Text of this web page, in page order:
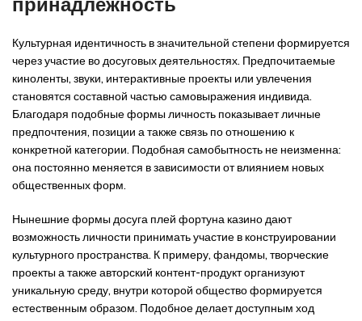
Культурная идентичность в значительной степени формируется
через участие во досуговых деятельностях. Предпочитаемые
киноленты, звуки, интерактивные проекты или увлечения
становятся составной частью самовыражения индивида.
Благодаря подобные формы личность показывает личные
предпочтения, позиции а также связь по отношению к
конкретной категории. Подобная самобытность не неизменна:
она постоянно меняется в зависимости от влиянием новых
общественных форм.
Нынешние формы досуга плей фортуна казино дают
возможность личности принимать участие в конструировании
культурного пространства. К примеру, фандомы, творческие
проекты а также авторский контент-продукт организуют
уникальную среду, внутри которой общество формируется
естественным образом. Подобное делает доступным ход